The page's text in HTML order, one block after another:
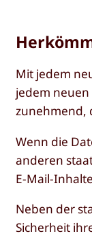
Mit jedem
jedem neuen
zunehmend,
Wenn die
anderen
E-Mail-
Neben der
Sicherheit